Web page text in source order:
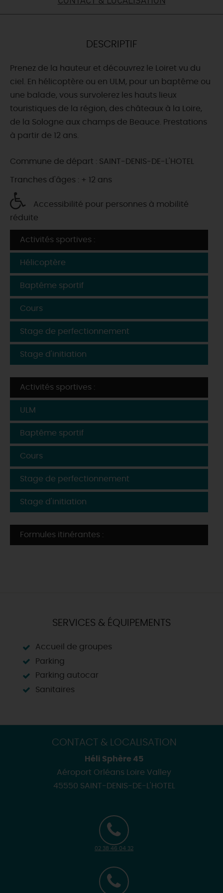
CETTE SEMAINE
DESCRIPTIF
Prenez de la hauteur et découvrez le Loiret vu du
ciel. En hélicoptère ou en ULM, pour un baptême ou
une balade, vous survolerez les hauts lieux
touristiques de la région, des châteaux à la Loire,
de la Sologne aux champs de Beauce. Prestations
à partir de 12 ans.
Commune de départ : SAINT-DENIS-DE-L'HOTEL
Tranches d'âges : + 12 ans
Accessibilité pour personnes à mobilité
réduite
Activités sportives :
Hélicoptère
Baptême sportif
Cours
Stage de perfectionnement
Stage d'initiation
Activités sportives :
ULM
Baptême sportif
Cours
Stage de perfectionnement
Stage d'initiation
Formules itinérantes :
SERVICES & ÉQUIPEMENTS
Accueil de groupes
Parking
Parking autocar
Sanitaires
CONTACT & LOCALISATION
Héli Sphère 45
Aéroport Orléans Loire Valley
45550 SAINT-DENIS-DE-L'HOTEL
02 38 46 04 32